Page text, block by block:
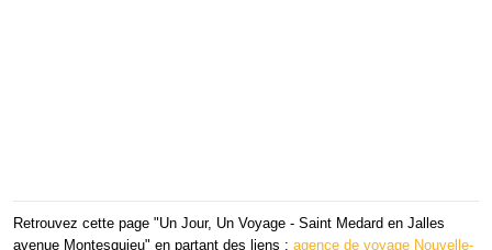
Retrouvez cette page "Un Jour, Un Voyage - Saint Medard en Jalles
avenue Montesquieu" en partant des liens : agence de voyage Nouvelle-